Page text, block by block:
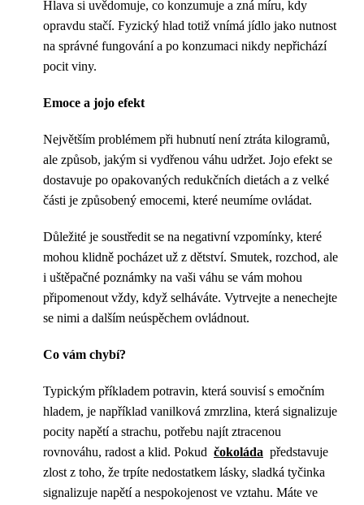
Hlava si uvědomuje, co konzumuje a zná míru, kdy
opravdu stačí. Fyzický hlad totiž vnímá jídlo jako nutnost
na správné fungování a po konzumaci nikdy nepřichází
pocit viny.
Emoce a jojo efekt
Největším problémem při hubnutí není ztráta kilogramů,
ale způsob, jakým si vydřenou váhu udržet. Jojo efekt se
dostavuje po opakovaných redukčních dietách a z velké
části je způsobený emocemi, které neumíme ovládat.
Důležité je soustředit se na negativní vzpomínky, které
mohou klidně pocházet už z dětství. Smutek, rozchod, ale
i uštěpačné poznámky na vaši váhu se vám mohou
připomenout vždy, když selháváte. Vytrvejte a nenechejte
se nimi a dalším neúspěchem ovládnout.
Co vám chybí?
Typickým příkladem potravin, která souvisí s emočním
hladem, je například vanilková zmrzlina, která signalizuje
pocity napětí a strachu, potřebu najít ztracenou
rovnováhu, radost a klid. Pokud čokoláda představuje
zlost z toho, že trpíte nedostatkem lásky, sladká tyčinka
signalizuje napětí a nespokojenost ve vztahu. Máte ve